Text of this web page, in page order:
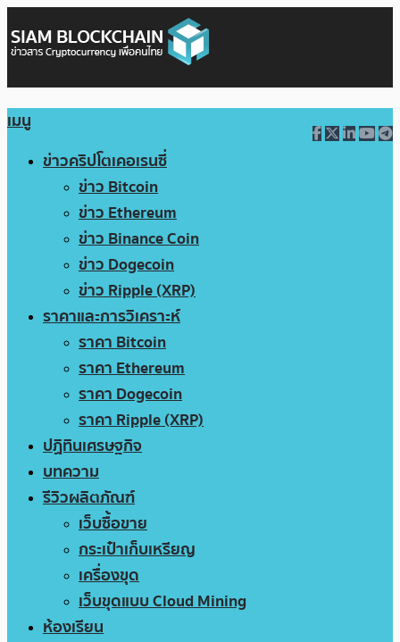
เมนู
ข่าวคริปโตเคอเรนซี่
ข่าว Bitcoin
ข่าว Ethereum
ข่าว Binance Coin
ข่าว Dogecoin
ข่าว Ripple (XRP)
ราคาและการวิเคราะห์
ราคา Bitcoin
ราคา Ethereum
ราคา Dogecoin
ราคา Ripple (XRP)
ปฏิทินเศรษฐกิจ
บทความ
รีวิวผลิตภัณฑ์
เว็บซื้อขาย
กระเป๋าเก็บเหรียญ
เครื่องขุด
เว็บขุดแบบ Cloud Mining
ห้องเรียน